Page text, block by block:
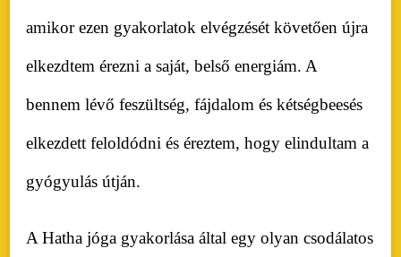
amikor ezen gyakorlatok elvégzését követően újra
elkezdtem érezni a saját, belső energiám. A
bennem lévő feszültség, fájdalom és kétségbeesés
elkezdett feloldódni és éreztem, hogy elindultam a
gyógyulás útján.
A Hatha jóga gyakorlása által egy olyan csodálatos